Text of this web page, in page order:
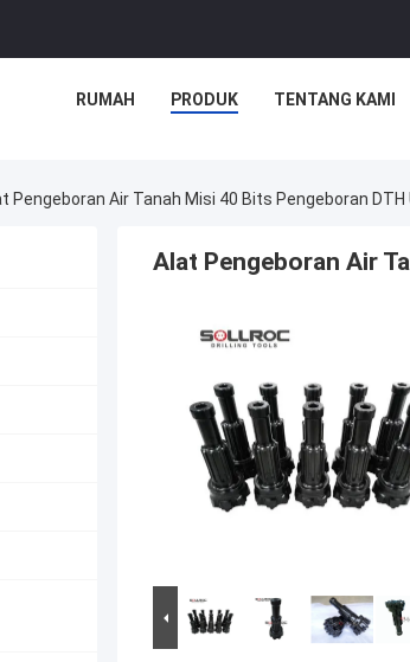
RUMAH PRODUK TENTANG KAMI
Pengeboran Air Tanah Misi 40 Bits Pengeboran
Alat Pengeboran Air